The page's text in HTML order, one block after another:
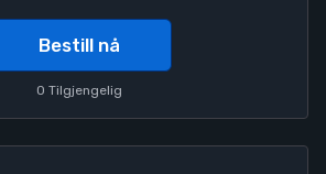
Bestill nå
0 Tilgjengelig